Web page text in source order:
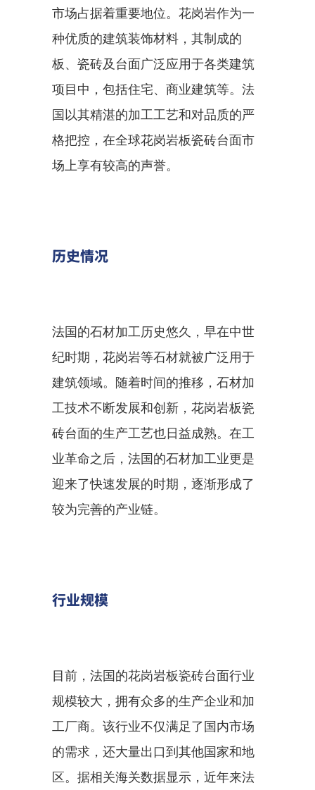
市场占据着重要地位。花岗岩作为一
种优质的建筑装饰材料，其制成的
板、瓷砖及台面广泛应用于各类建筑
项目中，包括住宅、商业建筑等。法
国以其精湛的加工工艺和对品质的严
格把控，在全球花岗岩板瓷砖台面市
场上享有较高的声誉。
历史情况
法国的石材加工历史悠久，早在中世
纪时期，花岗岩等石材就被广泛用于
建筑领域。随着时间的推移，石材加
工技术不断发展和创新，花岗岩板瓷
砖台面的生产工艺也日益成熟。在工
业革命之后，法国的石材加工业更是
迎来了快速发展的时期，逐渐形成了
较为完善的产业链。
行业规模
目前，法国的花岗岩板瓷砖台面行业
规模较大，拥有众多的生产企业和加
工厂商。该行业不仅满足了国内市场
的需求，还大量出口到其他国家和地
区。据相关海关数据显示，近年来法